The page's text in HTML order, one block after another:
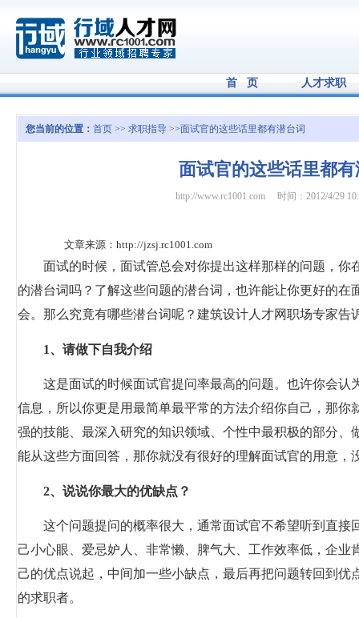
首 页 人才求职
您当前的位置： 首页 >> 求职指导 >>面试官的这些话里都有潜台词
面试官的这些话里都
http://www.rc1001.com时间：2012/4/29
文章来源： http://jzsj.rc1001.com
面试的时候，面试管总会对你提出这样那样的问题，你
的潜台词吗？了解这些问题的潜台词，也许能让你更好的在
会。那么究竟有哪些潜台词呢？ 建筑设计人才网职场专家告
1、请做下自我介绍
这是面试的时候面试官提问率最高的问题。也许你会认
信息，所以你更是用最简单最平常的方法介绍你自己，那你
强的技能、最深入研究的知识领域、个性中最积极的部分、
能从这些方面回答，那你就没有很好的理解面试官的用意，
2、说说你最大的优缺点？
这个问题提问的概率很大，通常面试官不希望听到直接
己小心眼、爱忌妒人、非常懒、脾气大、工作效率低，企业
己的优点说起，中间加一些小缺点，最后再把问题转回到优
的求职者。